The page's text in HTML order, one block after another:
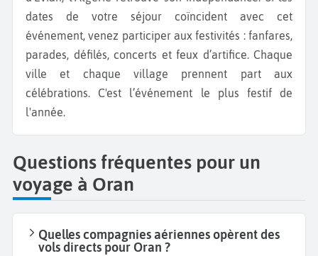
dates de votre séjour coïncident avec cet
événement, venez participer aux festivités : fanfares,
parades, défilés, concerts et feux d’artifice. Chaque
ville et chaque village prennent part aux
célébrations. C'est l’événement le plus festif de
l'année.
Questions fréquentes pour un
voyage à Oran
Quelles compagnies aériennes opèrent des
vols directs pour Oran ?